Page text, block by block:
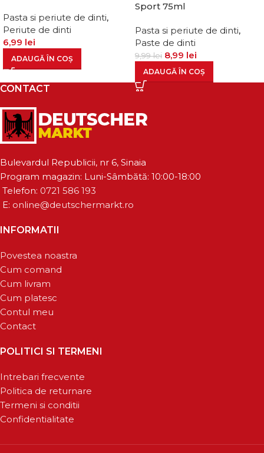
Pasta si periute de dinti,
Periute de dinti
6,99 lei
ADAUGĂ ÎN COȘ
Sport 75ml
Pasta si periute de dinti,
Paste de dinti
9,99lei 8,99 lei
ADAUGĂ ÎN COȘ
CONTACT
Bulevardul Republicii, nr 6, Sinaia
Program magazin: Luni-Sâmbătă: 10:00-18:00
Telefon: 0721 586 193
E: online@deutschermarkt.ro
INFORMATII
Povestea noastra
Cum comand
Cum livram
Cum platesc
Contul meu
Contact
POLITICI SI TERMENI
Intrebari frecvente
Politica de returnare
Termeni si conditii
Confidentialitate